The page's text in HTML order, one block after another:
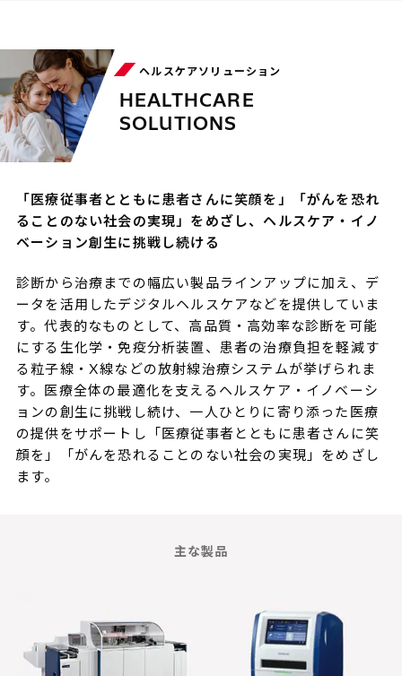
ヘルスケアソリューション
HEALTHCARE
SOLUTIONS
「医療従事者とともに患者さんに笑顔を」「がんを恐れ
ることのない社会の実現」をめざし、ヘルスケア・イノ
ベーション創生に挑戦し続ける
診断から治療までの幅広い製品ラインアップに加え、デ
ータを活用したデジタルヘルスケアなどを提供していま
す。代表的なものとして、高品質・高効率な診断を可能
にする生化学・免疫分析装置、患者の治療負担を軽減す
る粒子線・X線などの放射線治療システムが挙げられま
す。 医療全体の最適化を支えるヘルスケア・イノベーシ
ョンの創生に挑戦し続け、一人ひとりに寄り添った医療
の提供をサポートし「医療従事者とともに患者さんに笑
顔を」「がんを恐れることのない社会の実現」をめざし
ます。
主な製品